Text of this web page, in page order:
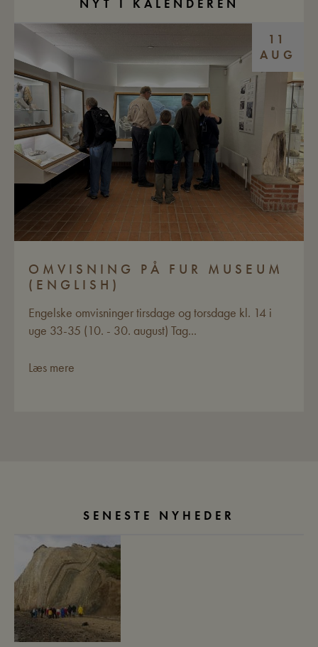
NYT I KALENDEREN
11
AUG
OMVISNING PÅ FUR MUSEUM
(ENGLISH)
Engelske omvisninger tirsdage og torsdage kl. 14 i
uge 33-35 (10. - 30. august) Tag...
Læs mere
SENESTE NYHEDER